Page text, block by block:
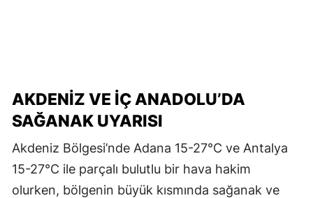
AKDENIZ VE İÇ ANADOLU’DA
SAĞANAK UYARISI
Akdeniz Bölgesi’nde Adana 15-27°C ve Antalya
15-27°C ile parçalı bulutlu bir hava hakim
olurken, bölgenin büyük kısmında sağanak ve